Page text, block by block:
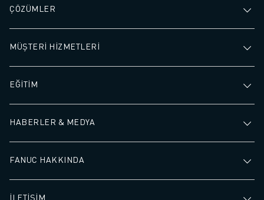
ÇÖZÜMLER
MÜŞTERİ HİZMETLERİ
EĞİTİM
HABERLER & MEDYA
FANUC HAKKINDA
İLETİŞİM